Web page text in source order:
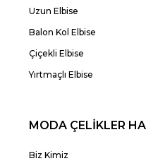
Uzun Elbise
Balon Kol Elbise
Çiçekli Elbise
Yırtmaçlı Elbise
MODA ÇELİKLER
Biz Kimiz